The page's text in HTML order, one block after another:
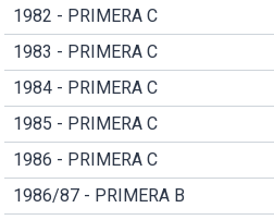
1982 - PRIMERA C
1983 - PRIMERA C
1984 - PRIMERA C
1985 - PRIMERA C
1986 - PRIMERA C
1986/87 - PRIMERA B